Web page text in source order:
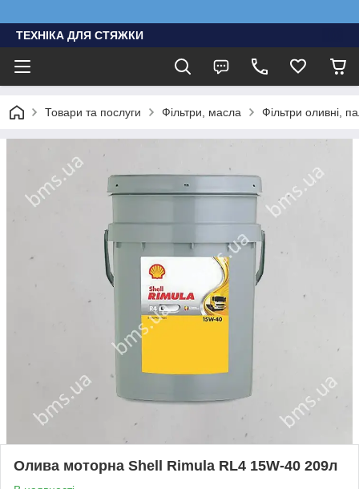
ТЕХНІКА ДЛЯ СТЯЖКИ
Товари та послуги Фільтри, масла Фільтри оливні,
Олива моторна Shell Rimula RL4 15W-40 209л